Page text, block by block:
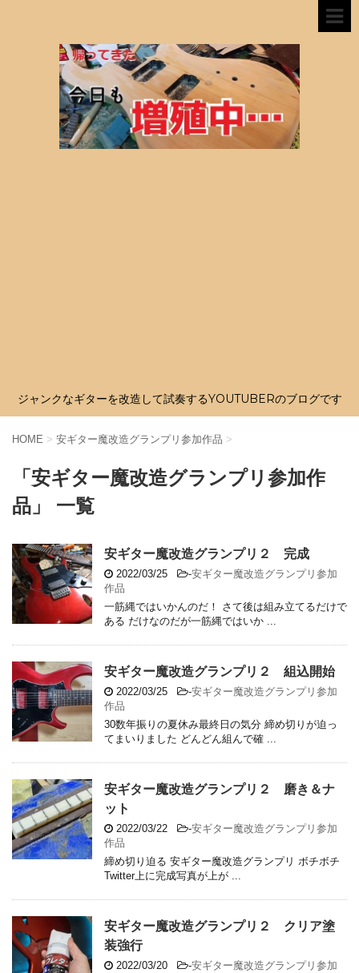
ジャンクなギターを改造して試奏するYOUTUBERのブログです
HOME > 安ギター魔改造グランプリ参加作品 >
「安ギター魔改造グランプリ参加作
品」 一覧
安ギター魔改造グランプリ２ 完成
2022/03/25 -安ギター魔改造グランプリ参加
作品
一筋縄ではいかんのだ！ さて後は組み立てるだけで
ある だけなのだが一筋縄ではいか ...
安ギター魔改造グランプリ２ 組込開始
2022/03/25 -安ギター魔改造グランプリ参加
作品
30数年振りの夏休み最終日の気分 締め切りが迫っ
てまいりました どんどん組んで確 ...
安ギター魔改造グランプリ２ 磨き＆ナ
ット
2022/03/22 -安ギター魔改造グランプリ参加
作品
締め切り迫る 安ギター魔改造グランプリ ボチボチ
Twitter上に完成写真が上が ...
安ギター魔改造グランプリ２ クリア塗
装強行
2022/03/20 -安ギター魔改造グランプリ参加